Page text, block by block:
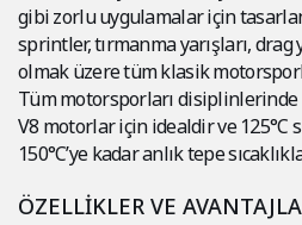
gibi zorlu uygulamalar için
sprintler, tırmanma yarışları,
olmak üzere tüm klasik
Tüm motorsporları
V8 motorlar için idealdir ve 125°C
150°C’ye kadar anlık tepe
ÖZELLİKLER VE